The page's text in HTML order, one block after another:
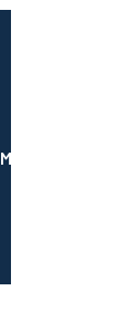
MODENA